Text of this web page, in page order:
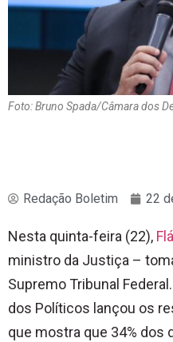
Foto: Bruno Spada/Câmara dos
Redação Boletim 22
Nesta quinta-feira (22),
ministro da Justiça –
Supremo Tribunal
dos Políticos lançou os
que mostra que 34% dos